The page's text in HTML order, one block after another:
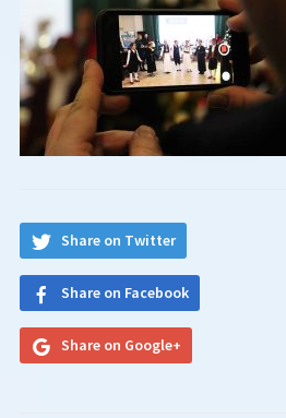
Share on Twitter
Share on Facebook
Share on Google+